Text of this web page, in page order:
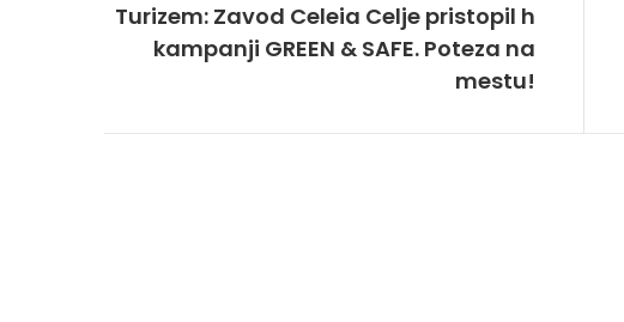
Turizem: Zavod Celeia Celje pristopil h
kampanji GREEN & SAFE. Poteza na
mestu!